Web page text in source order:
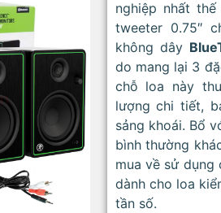
nghiệp nhất thế
tweeter 0.75″
không dây
do mang lại 3
chỗ loa này
lượng chi tiết,
sảng khoái. Bổ
bình thường
mua về sử
dành cho loa
tần số.